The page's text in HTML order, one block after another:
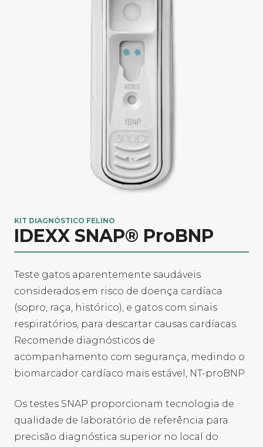
KIT DIAGNÓSTICO FELINO
IDEXX SNAP® ProBNP
Teste gatos aparentemente saudáveis
considerados em risco de doença cardíaca
(sopro, raça, histórico), e gatos com sinais
respiratórios, para descartar causas cardíacas.
Recomende diagnósticos de
acompanhamento com segurança, medindo o
biomarcador cardíaco mais estável, NT-proBNP.
Os testes SNAP proporcionam tecnologia de
qualidade de laboratório de referência para
precisão diagnóstica superior no local do